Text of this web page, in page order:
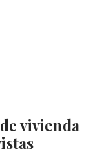
vivienda